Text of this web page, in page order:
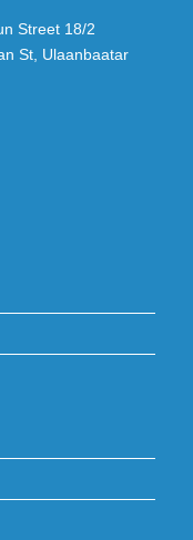
Street 18/2
St, Ulaanbaatar